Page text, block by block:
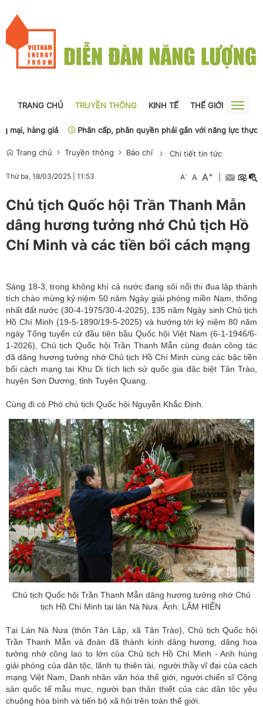
TRANG CHỦ TRUYỀN THÔNG KINH TẾ THẾ GIỚI
Toggle
giả
Phân cấp, phân quyền phải gắn với năng lực thực thi của
Trang chủ Truyền thông Báo chí Chi tiết tin tức
Thứ ba, 18/03/2025 11:53 A- A A+
Chủ tịch Quốc hội Trần Thanh Mẫn
dâng hương tưởng nhớ Chủ tịch Hồ
Chí Minh và các tiền bối cách mạng
Sáng 18-3, trong không khí cả nước đang sôi nổi thi đua lập thành
tích chào mừng kỷ niệm 50 năm Ngày giải phóng miền Nam, thống
nhất đất nước (30-4-1975/30-4-2025), 135 năm Ngày sinh Chủ tịch
Hồ Chí Minh (19-5-1890/19-5-2025) và hướng tới kỷ niệm 80 năm
ngày Tổng tuyển cử đầu tiên bầu Quốc hội Việt Nam (6-1-1946/6-
1-2026), Chủ tịch Quốc hội Trần Thanh Mẫn cùng đoàn công tác
đã dâng hương tưởng nhớ Chủ tịch Hồ Chí Minh cùng các bậc tiền
bối cách mạng tại Khu Di tích lịch sử quốc gia đặc biệt Tân Trào,
huyện Sơn Dương, tỉnh Tuyên Quang.
Cùng đi có Phó chủ tịch Quốc hội Nguyễn Khắc Định.
Chủ tịch Quốc hội Trần Thanh Mẫn dâng hương tưởng nhớ Chủ
tịch Hồ Chí Minh tại lán Nà Nưa. Ảnh: LÂM HIỂN
Tại Lán Nà Nưa (thôn Tân Lập, xã Tân Trào), Chủ tịch Quốc hội
Trần Thanh Mẫn và đoàn đã thành kính dâng hương, dâng hoa
tưởng nhớ công lao to lớn của Chủ tịch Hồ Chí Minh - Anh hùng
giải phóng của dân tộc, lãnh tụ thiên tài, người thầy vĩ đại của cách
mạng Việt Nam, Danh nhân văn hóa thế giới, người chiến sĩ Cộng
sản quốc tế mẫu mực, người bạn thân thiết của các dân tộc yêu
chuộng hòa bình và tiến bộ xã hội trên toàn thế giới.